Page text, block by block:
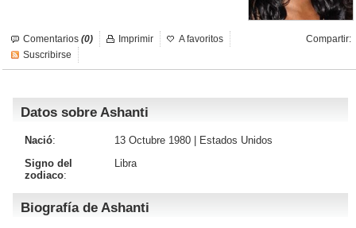
Galerías
Iniciar sesión
Comentarios (0) Compartir:
Imprimir
A favoritos
Suscribirse
Datos sobre Ashanti
Nació: 13 Octubre 1980 |
Estados Unidos
Signo del
zodiaco:
Libra
Biografía de Ashanti